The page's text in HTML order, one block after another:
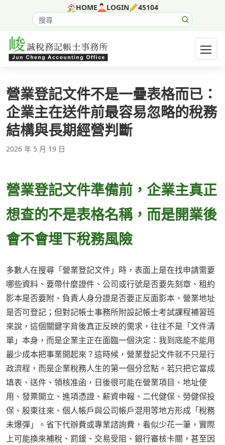
HOME LOGIN 45104
搜尋網站內容
開啟
營業登記文件不是一疊表格而已：
企業主在送件前最容易忽略的稅務
結構與長期經營判斷
2026 年 5 月 19 日
營業登記文件準備前，企業主真正
想查的不是表格名稱，而是開業後
會不會埋下稅務風險
多數人在搜尋「營業登記文件」時，表面上是在找申請需要
哪些資料、要帶什麼證件、公司或行號是否要先刻章、租約
影本是否要附、負責人身分證是否要正反面影本、營業地址
是否可登記；但對記帳士事務所附設記帳士考試課程補習班
來說，這個關鍵字背後真正反映的需求，往往不是「文件清
單」本身，而是企業主正在面臨一個決定：我到底能不能用
最少成本把事業開起來？這時候，營業登記文件就不只是行
政流程，而是企業稅務人生的第一個分岔點。若只把它當成
填表、送件、領核准函，日後很可能在營業項目、地址使
用、發票開立、進項憑證、薪資申報、二代健保、勞健保投
保、股東往來、個人帳戶與公司帳戶混用等地方形成「稅務
未爆彈」。省下代辦費或專業諮詢費，看似少花一筆，實際
上可能換來補稅、罰鍰、交易受阻、銀行審核卡關，甚至因